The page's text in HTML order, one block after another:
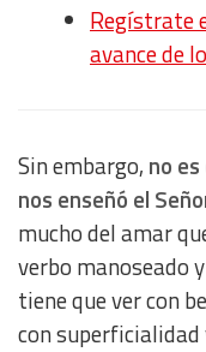
Regístrate
avance de
Sin embargo, no
nos enseñó el
mucho del amar
verbo manoseado
tiene que ver con
con superficialidad